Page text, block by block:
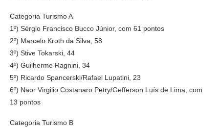
Categoria Turismo A
1º) Sérgio Francisco Bucco Júnior, com 61 pontos
2º) Marcelo Kroth da Silva, 58
3º) Stive Tokarski, 44
4º) Guilherme Ragnini, 34
5º) Ricardo Spancerski/Rafael Lupatini, 23
6º) Naor Virgilio Costanaro Petry/Gefferson Luís de Lima, com
13 pontos
Categoria Turismo B